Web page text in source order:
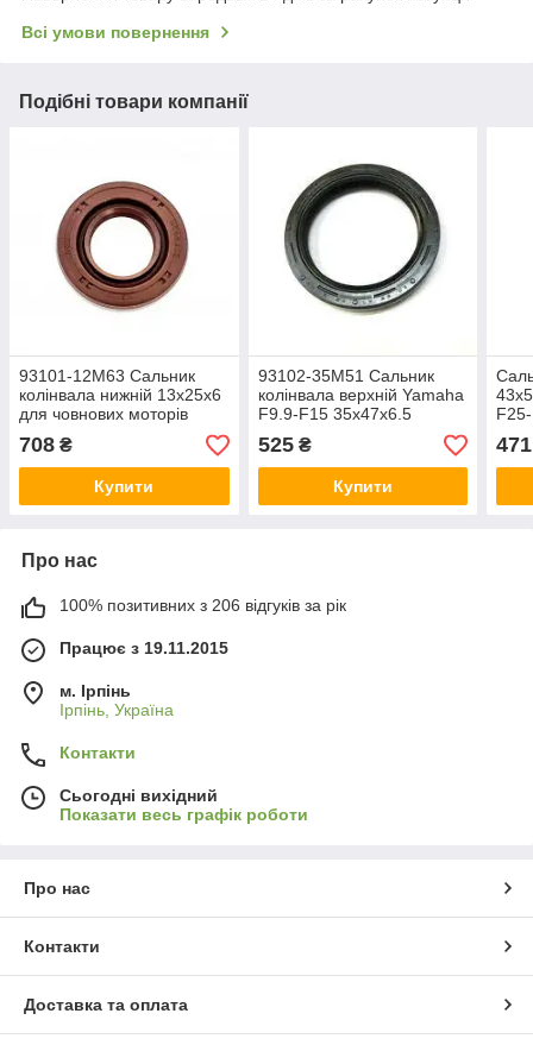
Всі умови повернення
Подібні товари компанії
93101-12M63 Сальник
колінвала нижній 13x25x6
для човнових моторів
Yamaha F9.9-F15-F20
708 ₴
Купити
93102-35M51 Сальник
колінвала верхній Yamaha
F9.9-F15 35x47x6.5
525₴
Купити
471
Про нас
100% позитивних з 206 відгуків за рік
Працює з 19.11.2015
м. Ірпінь
Ірпінь, Україна
Контакти
Сьогодні вихідний
Показати весь графік роботи
Про нас
Контакти
Доставка та оплата